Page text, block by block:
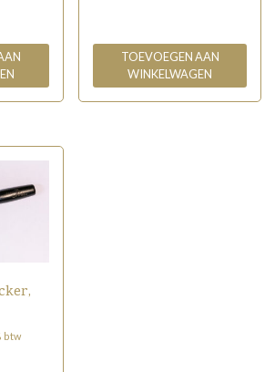
TOEVOEGEN AAN
WINKELWAGEN
btw